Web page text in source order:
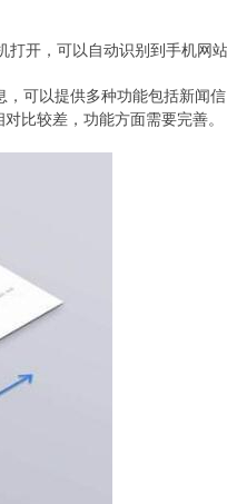
开，可以自动识别到手机网站
，可以提供多种功能包括新闻信
比较差，功能方面需要完善。